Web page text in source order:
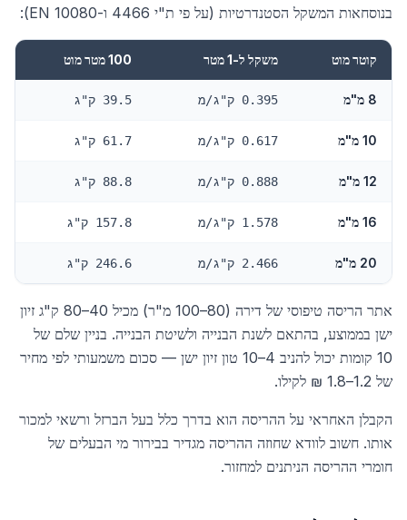
בנוסחאות המשקל הסטנדרטיות (על פי ת"י 4466 ו-EN 10080):
קוטר מוט משקל ל-1 מטר 100 מטר מוט
8 מ"מ 0.395 ק"ג/מ 39.5 ק"ג
10 מ"מ 0.617 ק"ג/מ 61.7 ק"ג
12 מ"מ 0.888 ק"ג/מ 88.8 ק"ג
16 מ"מ 1.578 ק"ג/מ 157.8 ק"ג
20 מ"מ 2.466 ק"ג/מ 246.6 ק"ג
אתר הריסה טיפוסי של דירה (80–100 מ"ר) מכיל 40–80 ק"ג זיון
ישן בממוצע, בהתאם לשנת הבנייה ולשיטת הבנייה. בניין שלם של
10 קומות יכול להניב 4–10 טון זיון ישן — סכום משמעותי לפי מחיר
של 1.2–1.8 ₪ לקילו.
הקבלן האחראי על ההריסה הוא בדרך כלל בעל הברזל ורשאי למכור
אותו. חשוב לוודא שחוזה ההריסה מגדיר בבירור מי הבעלים של
חומרי ההריסה הניתנים למחזור.